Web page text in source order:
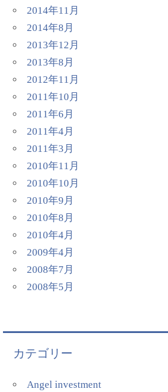
2014年11月
2014年8月
2013年12月
2013年8月
2012年11月
2011年10月
2011年6月
2011年4月
2011年3月
2010年11月
2010年10月
2010年9月
2010年8月
2010年4月
2009年4月
2008年7月
2008年5月
カテゴリー
Angel investment